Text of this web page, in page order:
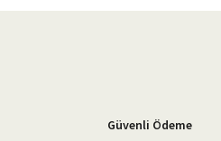
Güvenli Ödeme